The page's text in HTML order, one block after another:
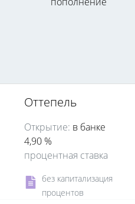
Оттепель
Открытие: в банке
4,90 %
процентная ставка
без капитализация
процентов